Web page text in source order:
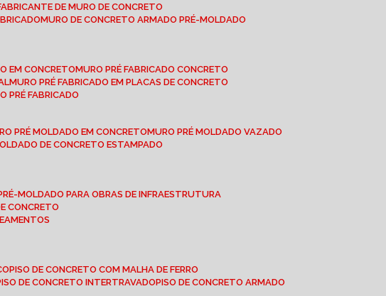
FABRICANTE DE MURO DE CONCRETO
MURO DE CONCRETO ARMADO PRÉ-MOLDADO
EM CONCRETO
MURO PRÉ FABRICADO CONCRETO
MURO PRÉ FABRICADO EM PLACAS DE CONCRETO
PRÉ FABRICADO
PRÉ MOLDADO EM CONCRETO
MURO PRÉ MOLDADO VAZADO
DE CONCRETO ESTAMPADO
PRÉ-MOLDADO PARA OBRAS DE INFRAESTRUTURA
CONCRETO
PISO DE CONCRETO COM MALHA DE FERRO
PISO DE CONCRETO INTERTRAVADO PISO DE CONCRETO ARMADO